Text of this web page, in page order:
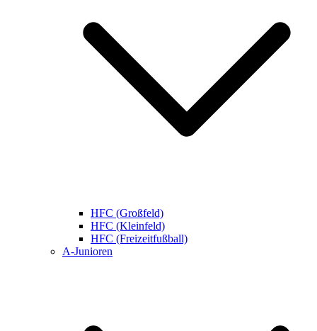
HFC (Großfeld)
HFC (Kleinfeld)
HFC (Freizeitfußball)
A-Junioren